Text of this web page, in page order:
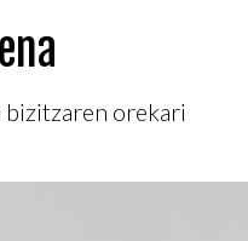
bizitzaren orekari